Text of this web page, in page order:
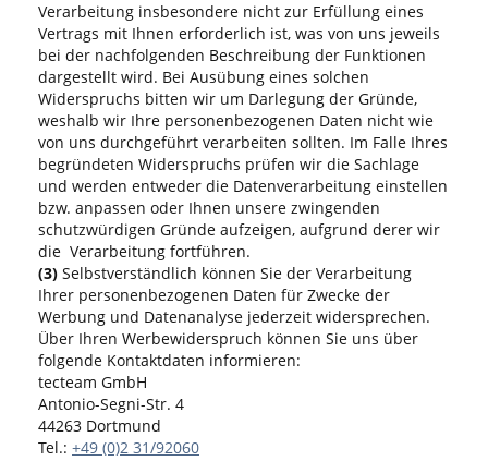
Verarbeitung insbesondere nicht zur Erfüllung eines
Vertrags mit Ihnen erforderlich ist, was von uns jeweils
bei der nachfolgenden Beschreibung der Funktionen
dargestellt wird. Bei Ausübung eines solchen
Widerspruchs bitten wir um Darlegung der Gründe,
weshalb wir Ihre personenbezogenen Daten nicht wie
von uns durchgeführt verarbeiten sollten. Im Falle Ihres
begründeten Widerspruchs prüfen wir die Sachlage
und werden entweder die Datenverarbeitung einstellen
bzw. anpassen oder Ihnen unsere zwingenden
schutzwürdigen Gründe aufzeigen, aufgrund derer wir
die Verarbeitung fortführen.
(3) Selbstverständlich können Sie der Verarbeitung
Ihrer personenbezogenen Daten für Zwecke der
Werbung und Datenanalyse jederzeit widersprechen.
Über Ihren Werbewiderspruch können Sie uns über
folgende Kontaktdaten informieren:
tecteam GmbH
Antonio-Segni-Str. 4
44263 Dortmund
Tel.: +49 (0)2 31/92060